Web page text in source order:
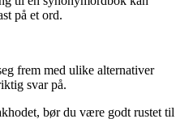
på et ord.
frem med ulike alternativer
svar på.
bør du være godt rustet til